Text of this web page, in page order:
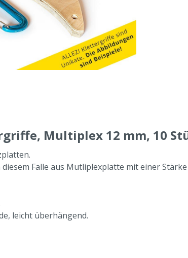
Multiplex 12 mm, 10
Falle aus Mutliplexplatte mit einer Stärke
leicht überhängend.